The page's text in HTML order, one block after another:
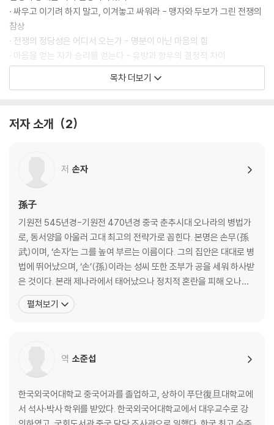
· 싸우고 이기려 하지 말고, 이겨놓고 싸워라 - 맹자와 두보가 그린 전쟁의
참상
· 전쟁의 정당성은 어디서 오는가 - 명분이 아닌 마음의 힘
· 마음을 얻는 자가 승리를 얻는다 - 유방과 항우의 결정적 차이
· 사람의 뜻이 곧 하늘의 뜻이다 - 민심으로 천하를 얻은 성탕
· 실력을 숨겨 판을 흔들어라 - 무능을 가장한 장군 이목
· 상대의 예측을 설계하라 - 묵돌선우의 심리전
제2편 작전作戰│전쟁에서 살아남는 법
모든 전쟁에는 대가가 따른다
· 전쟁의 생명은 속승이다 - 진나라 재상 범저의 실책
· 장기전은 자멸을 부른다 - 고구려 원정으로 나라를 잃은 수양제
· 무능한 지휘관은 참패를 부른다 - 40만 명의 목숨을 앗아간 조나라의 오
· 인재에게 인색하면 승리할 수 없다 - 스스로 패망을 부른 항우
· 인재를 통해 승리의 씨앗을 뿌려라 - 한무제의 능력 중심 인재 등용
제3편 모공謀攻│싸우지 않고 이기는 법
목차 더보기
저자 소개 2
저 손자
孫子
기원전 545년경-기원전 470년경 중국 춘추시대 오나라의 병법가
로, 동서양을 아울러 고대 최고의 전략가로 꼽힌다. 본명은 손무(孫
武)이며, ‘손자’는 그를 높여 부르는 이름이다. 그의 집안은 대대로 병
법에 뛰어났으며, ‘손’(孫)이라는 성씨 또한 조부가 공을 세워 하사받
은 것이다. 본래 제나라에서 태어났으나 정치적 혼란을 피해 오나라
로 망명해 은거하며 불후의 저서 『손자병법』을 집필했다. 오나라 재
상 오자서의 천거로 합려 왕의 부름을 받아 군사(軍師)로 등용되었
펼쳐보기
역 소준섭
한국외국어대학교 중국어과를 졸업하고, 상하이 푸단復旦대학교에
서 석사·박사 학위를 받았다. 한국외국어대학교에서 대우교수로 강